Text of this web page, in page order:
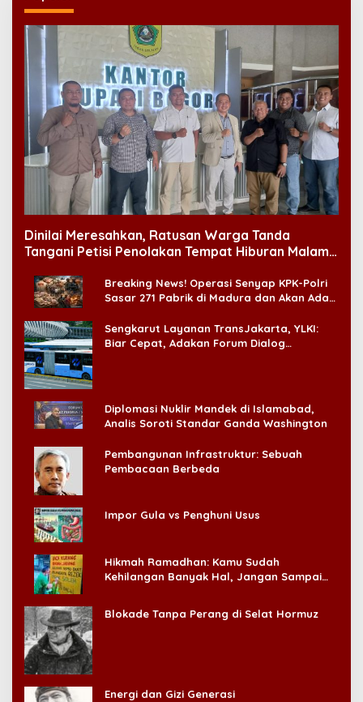
Dinilai Meresahkan, Ratusan Warga Tanda
Tangani Petisi Penolakan Tempat Hiburan Malam
Breaking News! Operasi Senyap KPK-Polri
Sasar 271 Pabrik di Madura dan Akan Ada
Sengkarut Layanan TransJakarta, YLKI:
Biar Cepat, Adakan Forum Dialog
Diplomasi Nuklir Mandek di Islamabad,
Analis Soroti Standar Ganda Washington
Pembangunan Infrastruktur: Sebuah
Pembacaan Berbeda
Impor Gula vs Penghuni Usus
Hikmah Ramadhan: Kamu Sudah
Kehilangan Banyak Hal, Jangan Sampai
Blokade Tanpa Perang di Selat Hormuz
Energi dan Gizi Generasi